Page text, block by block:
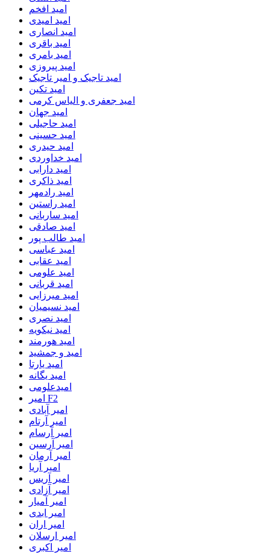
امید افخم
امید امیدی
امید انصاری
امید باقری
امید بامری
امید پیروزی
امید تاجیک و امیر تاجیک
امید تکین
امید جعفری و الیاس کرمی
امید جهان
امید حاجیلی
امید حسینی
امید حیدری
امید خداوردی
امید دارابی
امید ذاکری
امید رادمهر
امید راستین
امید ساربانی
امید صادقی
امید طالب پور
امید عباسی
امید عقابی
امید علومی
امید قربانی
امید میرزایی
امید نسیمیان
امید نصری
امید نیکویه
امید هورمند
امید و جمشید
امید یارتا
امید یگانه
امیدعلومی
امیر F2
امیر آبادی
امیر آرتام
امیر آرسام
امیر آرسین
امیر آرمان
امیر آریا
امیر آریس
امیر آزادی
امیر آمیار
امیر ابدی
امیر اران
امیر ارسلان
امیر اکبری